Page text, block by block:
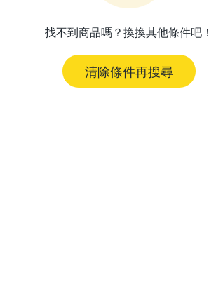
找不到商品嗎？換換其他條件吧！
清除條件再搜尋